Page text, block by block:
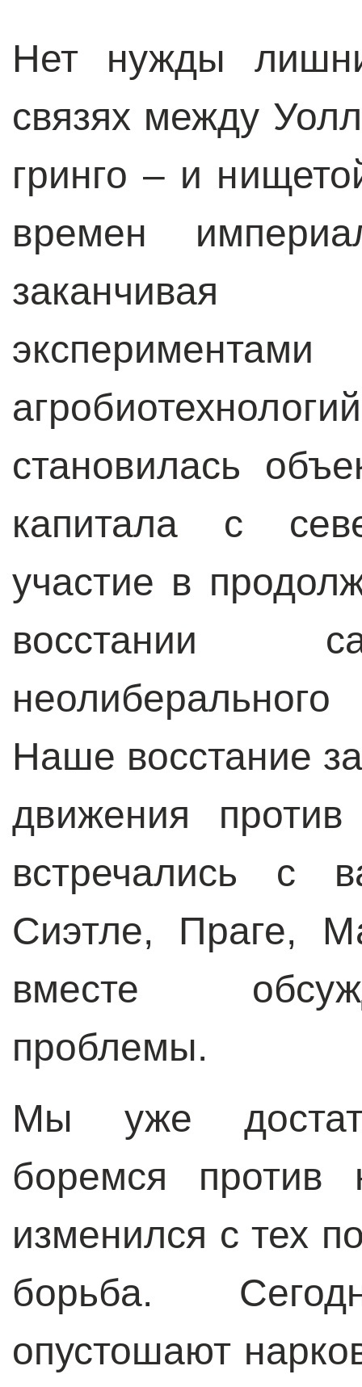
Нет нужды
связях между
гринго – и
времен
становилась
капитала с
участие в
восстании
Наше восстание
движения
встречались с
Сиэтле, Праге,
вместе
проблемы.
Мы уже
боремся против
изменился с тех
борьба.
опустошают